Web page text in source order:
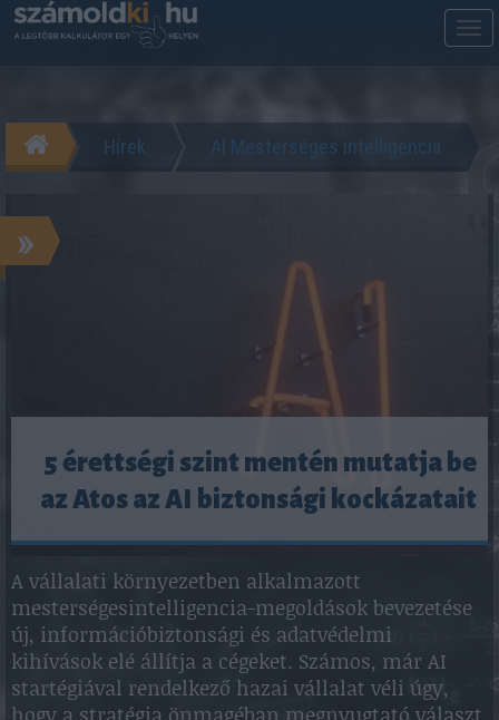
Hírek AI Mesterséges intelligencia
»
5 érettségi szint mentén mutatja be
az Atos az AI biztonsági kockázatait
A vállalati környezetben alkalmazott
mesterségesintelligencia-megoldások bevezetése
új, információbiztonsági és adatvédelmi
kihívások elé állítja a cégeket. Számos, már AI
startégiával rendelkező hazai vállalat véli úgy,